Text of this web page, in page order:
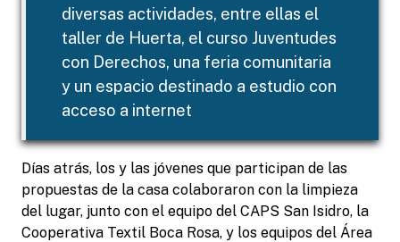
diversas actividades, entre ellas el
taller de Huerta, el curso Juventudes
con Derechos, una feria comunitaria
y un espacio destinado a estudio con
acceso a internet
Días atrás, los y las jóvenes que participan de las
propuestas de la casa colaboraron con la limpieza
del lugar, junto con el equipo del CAPS San Isidro, la
Cooperativa Textil Boca Rosa, y los equipos del Área